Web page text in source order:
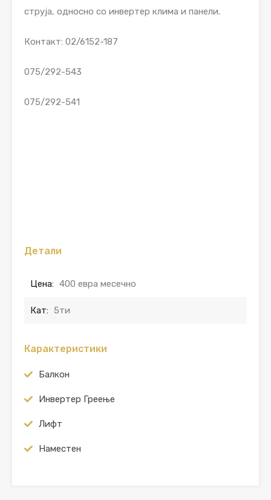
струја, односно со инвертер клима и панели.
Контакт: 02/6152-187
075/292-543
075/292-541
Детали
Цена: 400 евра месечно
Кат: 5ти
Карактеристики
Балкон
Инвертер Греење
Лифт
Наместен